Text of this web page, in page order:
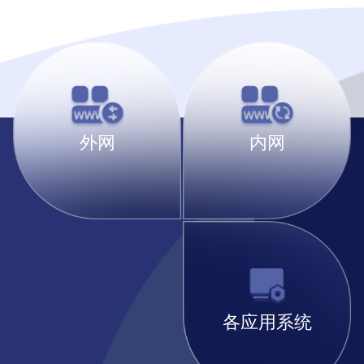
外网 内网
各应用系统